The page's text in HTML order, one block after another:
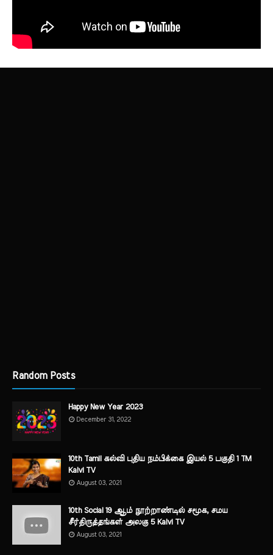
Random Posts
Happy New Year 2023
December 31, 2022
10th Tamil கல்வி புதிய நம்பிக்கை இயல் 5 பகுதி 1 TM
Kalvi TV
August 03, 2021
10th Social 19 ஆம் நூற்றாண்டில் சமூக, சமய
சீர்திருத்தங்கள் அலகு 5 Kalvi TV
August 03, 2021